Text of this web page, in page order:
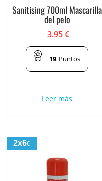
Sanitising 700ml Mascarilla
del pelo
3.95€
19 Puntos
Leer más
2x6€